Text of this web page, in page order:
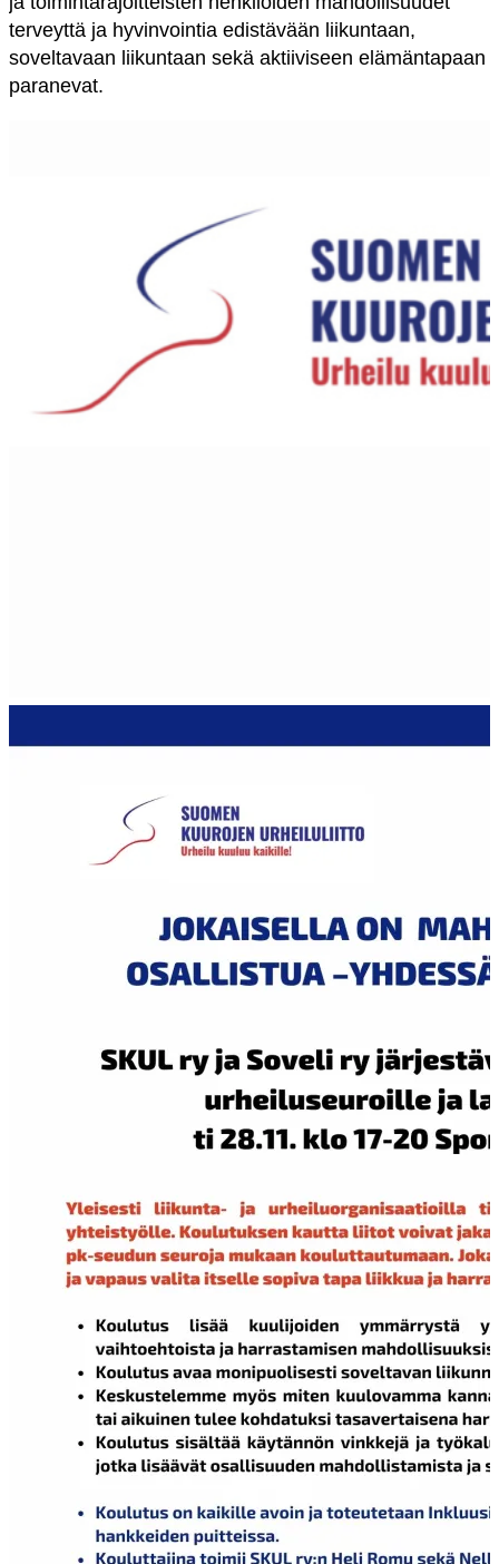
terveyttä ja hyvinvointia edistävään liikuntaan,
soveltavaan liikuntaan sekä aktiiviseen elämäntapaan
paranevat.